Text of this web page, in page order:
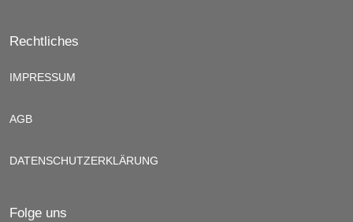
Rechtliches
IMPRESSUM
AGB
DATENSCHUTZERKLÄRUNG
Folge uns